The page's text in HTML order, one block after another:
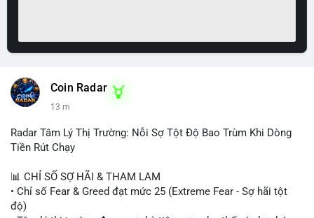
Coin Radar
13 m
Radar Tâm Lý Thị Trường: Nỗi Sợ Tột Độ Bao Trùm Khi Dòng
Tiền Rút Chạy
📊 CHỈ SỐ SỢ HÃI & THAM LAM
• Chỉ số Fear & Greed đạt mức 25 (Extreme Fear - Sợ hãi tột
độ)